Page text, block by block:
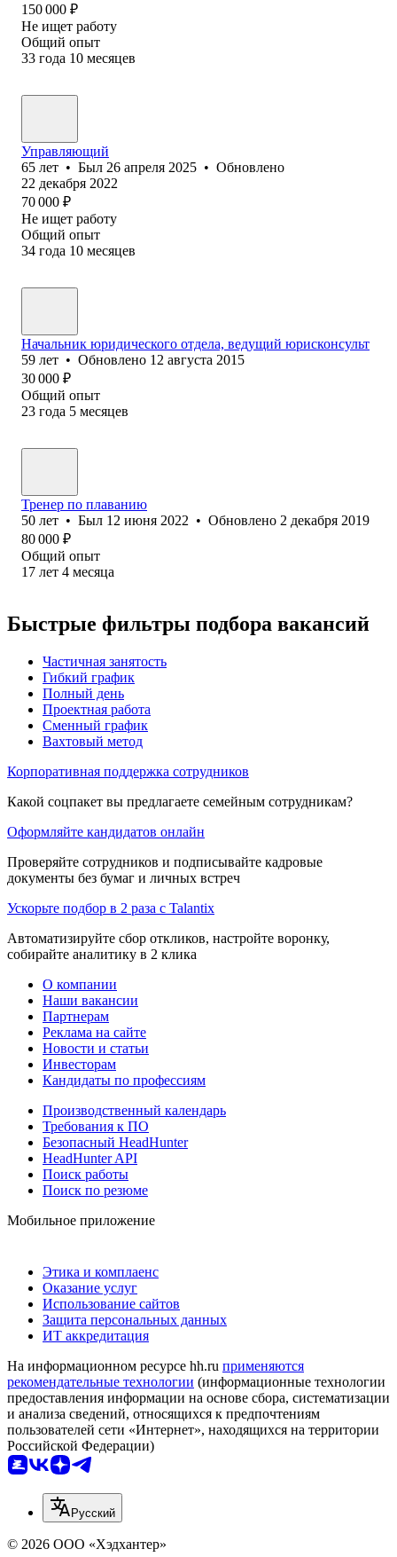
150 000 ₽
Не ищет работу
Общий опыт
33 года 10 месяцев
Управляющий
65 лет • Был 26 апреля 2025 • Обновлено
22 декабря 2022
70 000 ₽
Не ищет работу
Общий опыт
34 года 10 месяцев
Начальник юридического отдела, ведущий юрисконсульт
59 лет • Обновлено 12 августа 2015
30 000 ₽
Общий опыт
23 года 5 месяцев
Тренер по плаванию
50 лет • Был 12 июня 2022 • Обновлено 2 декабря 2019
80 000 ₽
Общий опыт
17 лет 4 месяца
Быстрые фильтры подбора вакансий
Частичная занятость
Гибкий график
Полный день
Проектная работа
Сменный график
Вахтовый метод
Корпоративная поддержка сотрудников
Какой соцпакет вы предлагаете семейным сотрудникам?
Оформляйте кандидатов онлайн
Проверяйте сотрудников и подписывайте кадровые
документы без бумаг и личных встреч
Ускорьте подбор в 2 раза с Talantix
Автоматизируйте сбор откликов, настройте воронку,
собирайте аналитику в 2 клика
О компании
Наши вакансии
Партнерам
Реклама на сайте
Новости и статьи
Инвесторам
Кандидаты по профессиям
Производственный календарь
Требования к ПО
Безопасный HeadHunter
HeadHunter API
Поиск работы
Поиск по резюме
Мобильное приложение
Этика и комплаенс
Оказание услуг
Использование сайтов
Защита персональных данных
ИТ аккредитация
На информационном ресурсе hh.ru применяются
рекомендательные технологии (информационные технологии
предоставления информации на основе сбора, систематизации
и анализа сведений, относящихся к предпочтениям
пользователей сети «Интернет», находящихся на территории
Российской Федерации)
Русский
© 2026 ООО «Хэдхантер»